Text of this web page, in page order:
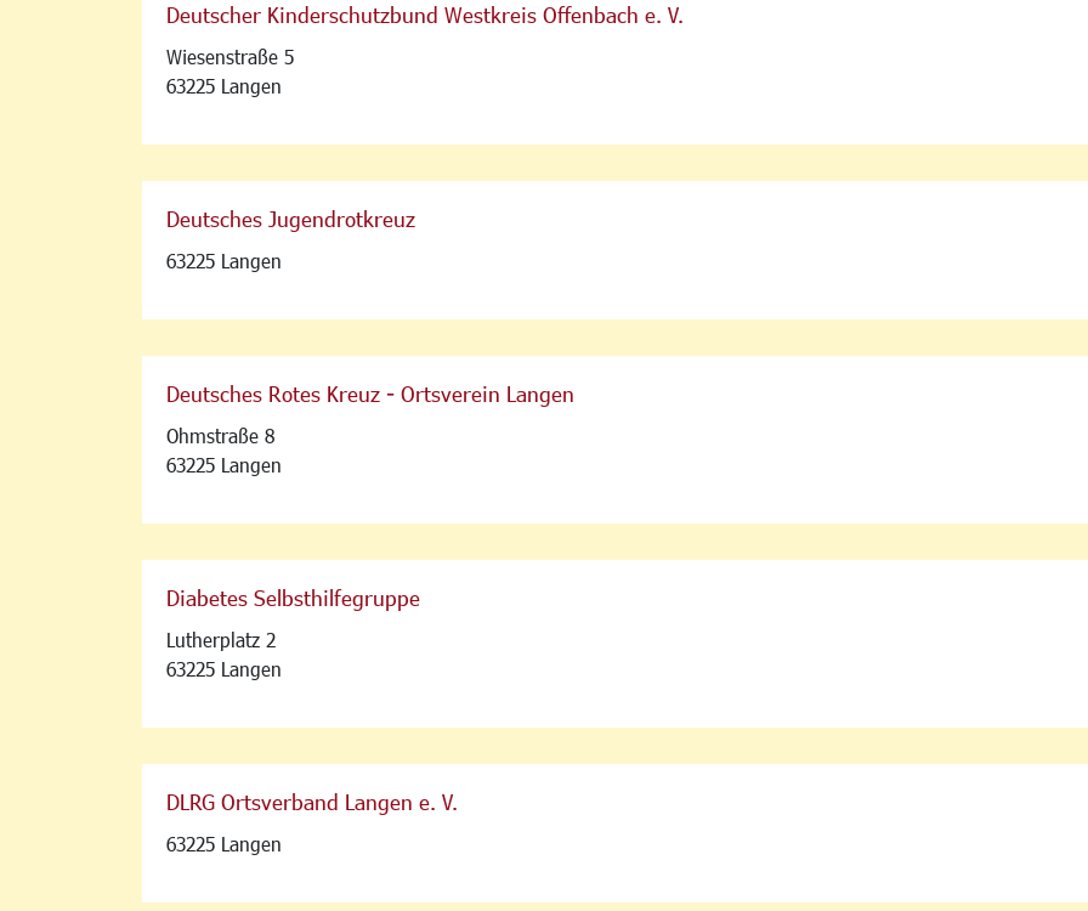
Deutscher Kinderschutzbund Westkreis Offenbach e. V.
Wiesenstraße 5
63225 Langen
Deutsches Jugendrotkreuz
63225 Langen
Deutsches Rotes Kreuz - Ortsverein Langen
Ohmstraße 8
63225 Langen
Diabetes Selbsthilfegruppe
Lutherplatz 2
63225 Langen
DLRG Ortsverband Langen e. V.
63225 Langen